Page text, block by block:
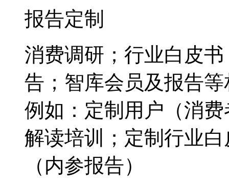
报告定制
消费调研；行业白皮
告；智库会员及报告
例如：定制用户（消
解读培训；定制行业
（内参报告）